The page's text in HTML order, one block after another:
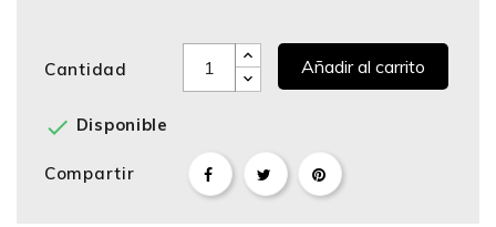
Cantidad Añadir al carrito
 Disponible
Compartir